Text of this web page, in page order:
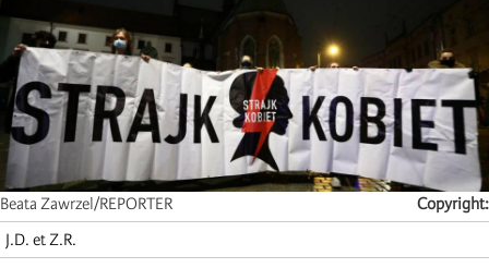
Copyright
Beata Zawrzel/REPORTER
J.D. et Z.R.